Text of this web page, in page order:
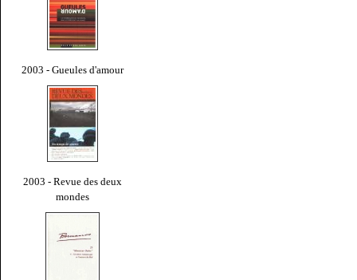
2003 - Gueules d'amour
2003 - Revue des deux
mondes